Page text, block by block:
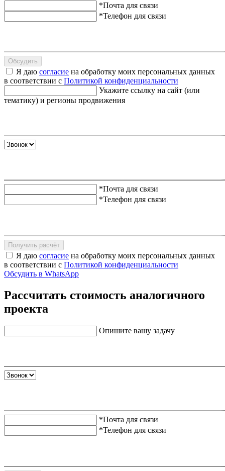
*Почта для связи
*Телефон для связи
Обсудить
Я даю согласие на обработку моих персональных данных
в соответствии с Политикой конфиденциальности
Укажите ссылку на сайт (или
тематику) и регионы продвижения
*Почта для связи
*Телефон для связи
Получить расчёт
Я даю согласие на обработку моих персональных данных
в соответствии с Политикой конфиденциальности
Обсудить в WhatsApp
Рассчитать стоимость аналогичного
проекта
Опишите вашу задачу
*Почта для связи
*Телефон для связи